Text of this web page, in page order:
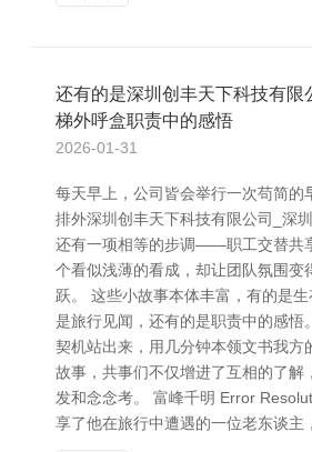
还有的是深圳创丰天下科技有限
梯外呼盒职责中的感悟
2026-01-31
每天早上，公司皆会举行一次苟简的
排外深圳创丰天下科技有限公司_深
还有一项相等的步调——职工交替共
个看似浅薄的看成，却让团队氛围变
跃。 这些小故事本体丰富，有的是
是旅行见闻，还有的是职责中的感悟
契机站出来，用几分钟本领文书我方
故事，共事们不仅增进了互相的了解
发和念念考。 富峰千明 Error
享了他在旅行中遭遇的一位老东谈主